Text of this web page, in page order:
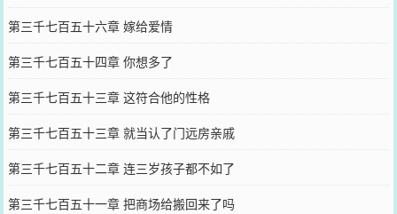
第三千七百五十六章 嫁给爱情
第三千七百五十四章 你想多了
第三千七百五十三章 这符合他的性格
第三千七百五十三章 就当认了门远房亲戚
第三千七百五十二章 连三岁孩子都不如了
第三千七百五十一章 把商场给搬回来了吗